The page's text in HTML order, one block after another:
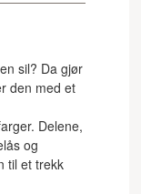
sil? Da gjør
den med et
Delene,
og
til et trekk